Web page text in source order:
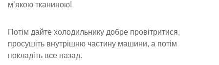
м’якою тканиною!
Потім дайте холодильнику добре провітритися,
просушіть внутрішню частину машини, а потім
покладіть все назад.